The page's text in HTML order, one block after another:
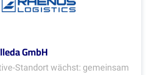
GmbH
Standort wächst: gemeinsam